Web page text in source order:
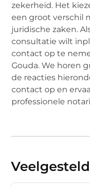
zekerheid. Het
een groot verschil
juridische zaken.
consultatie wilt
contact op te
Gouda. We horen
de reacties
contact op en
professionele